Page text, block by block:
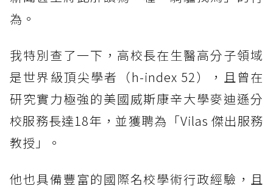
為。
我特別查了一下，高校長在生醫高分子領域
是世界級頂尖學者（h-index 52），且曾在
研究實力極強的美國威斯康辛大學麥迪遜分
校服務長達18年，並獲聘為「Vilas 傑出服務
教授」。
他也具備豐富的國際名校學術行政經驗，且